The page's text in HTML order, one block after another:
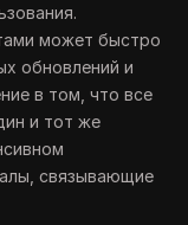
может быстро
обновлений и
в том, что все
и тот же
связывающие